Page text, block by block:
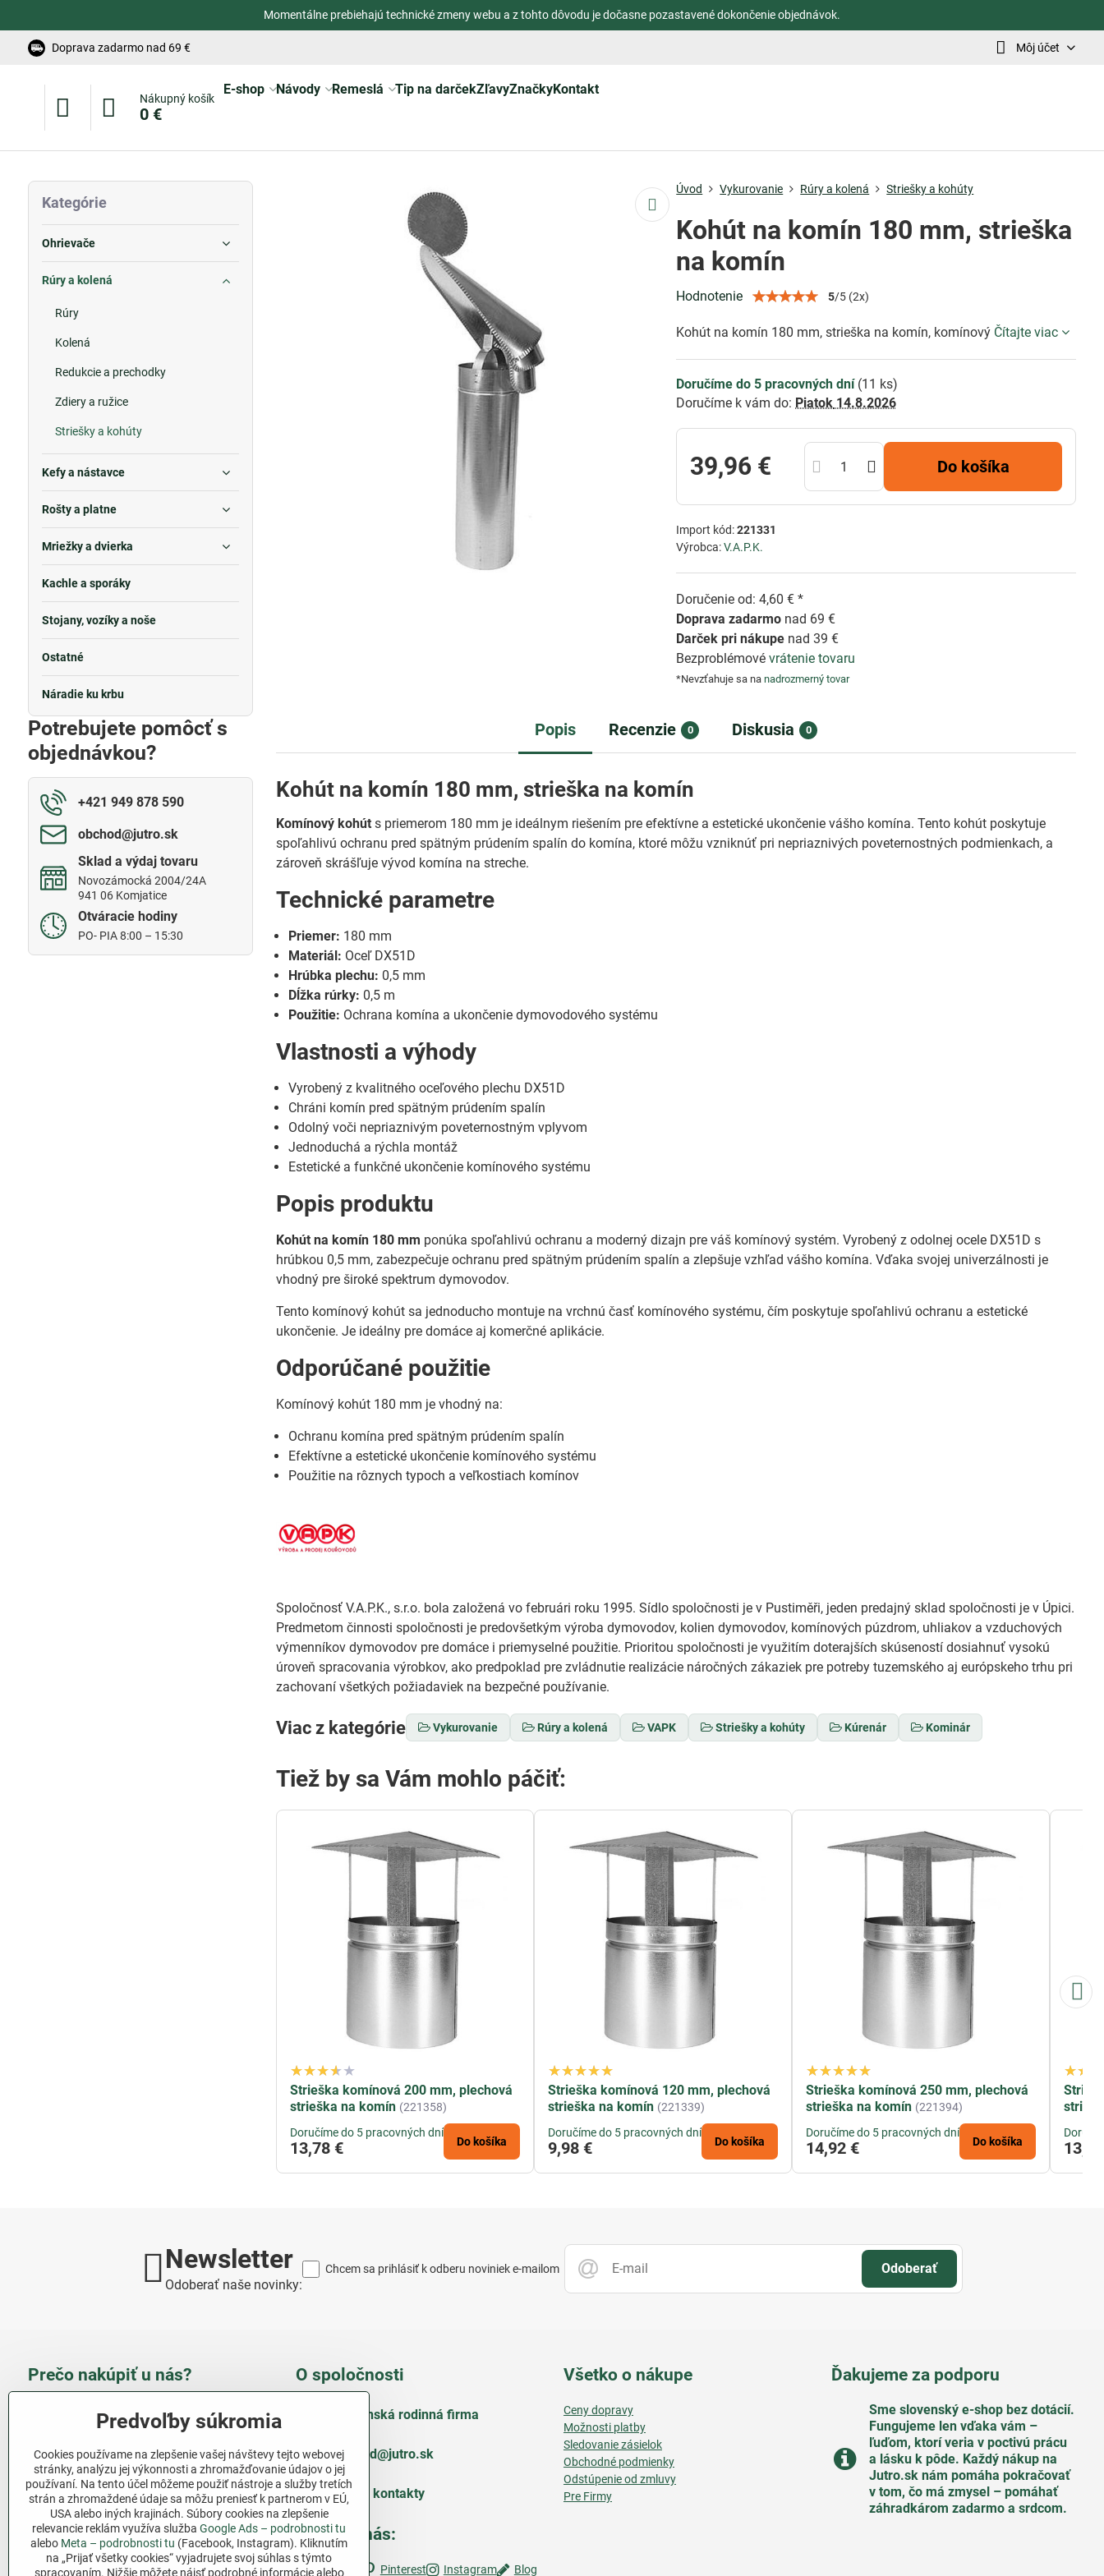
Momentálne prebiehajú technické zmeny webu a z tohto dôvodu je dočasne pozastavené dokončenie objednávok.
Doprava zadarmo nad 69 € Môj účet
Nákupný košík
0 €
E-shop Návody Remeslá Tip na darčekZľavyZnačkyKontakt
Úvod Vykurovanie Rúry a kolená Striešky a kohúty
Kohút na komín 180 mm, strieška
na komín
Hodnotenie 5/5 (2x)
Kohút na komín 180 mm, strieška na komín, komínový Čítajte viac
Doručíme do 5 pracovných dní (11 ks)
Doručíme k vám do: Piatok 14.8.2026
39,96 € Do košíka
Import kód:221331
Výrobca:V.A.P.K.
Doručenie od: 4,60 € *
Doprava zadarmo nad 69 €
Darček pri nákupe nad 39 €
Bezproblémovévrátenie tovaru
*Nevzťahuje sa nanadrozmerný tovar
Popis Recenzie 0 Diskusia 0
Kohút na komín 180 mm, strieška na komín
Komínový kohút s priemerom 180 mm je ideálnym riešením pre efektívne a estetické ukončenie vášho komína. Tento kohút poskytuje
spoľahlivú ochranu pred spätným prúdením spalín do komína, ktoré môžu vzniknúť pri nepriaznivých poveternostných podmienkach, a
zároveň skrášľuje vývod komína na streche.
Technické parametre
Priemer: 180 mm
Materiál: Oceľ DX51D
Hrúbka plechu: 0,5 mm
Dĺžka rúrky: 0,5 m
Použitie: Ochrana komína a ukončenie dymovodového systému
Vlastnosti a výhody
Vyrobený z kvalitného oceľového plechu DX51D
Chráni komín pred spätným prúdením spalín
Odolný voči nepriaznivým poveternostným vplyvom
Jednoduchá a rýchla montáž
Estetické a funkčné ukončenie komínového systému
Popis produktu
Kohút na komín 180 mm ponúka spoľahlivú ochranu a moderný dizajn pre váš komínový systém. Vyrobený z odolnej ocele DX51D s
hrúbkou 0,5 mm, zabezpečuje ochranu pred spätným prúdením spalín a zlepšuje vzhľad vášho komína. Vďaka svojej univerzálnosti je
vhodný pre široké spektrum dymovodov.
Tento komínový kohút sa jednoducho montuje na vrchnú časť komínového systému, čím poskytuje spoľahlivú ochranu a estetické
ukončenie. Je ideálny pre domáce aj komerčné aplikácie.
Odporúčané použitie
Komínový kohút 180 mm je vhodný na:
Ochranu komína pred spätným prúdením spalín
Efektívne a estetické ukončenie komínového systému
Použitie na rôznych typoch a veľkostiach komínov
Spoločnosť V.A.P.K., s.r.o. bola založená vo februári roku 1995. Sídlo spoločnosti je v Pustiměři, jeden predajný sklad spoločnosti je v Úpici.
Predmetom činnosti spoločnosti je predovšetkým výroba dymovodov, kolien dymovodov, komínových púzdrom, uhliakov a vzduchových
výmenníkov dymovodov pre domáce i priemyselné použitie. Prioritou spoločnosti je využitím doterajších skúseností dosiahnuť vysokú
úroveň spracovania výrobkov, ako predpoklad pre zvládnutie realizácie náročných zákaziek pre potreby tuzemského aj európskeho trhu pri
zachovaní všetkých požiadaviek na bezpečné používanie.
Viac z kategórie Vykurovanie Rúry a kolená VAPK Striešky a kohúty Kúrenár Kominár
Tiež by sa Vám mohlo páčiť:
Strieška komínová 200 mm, plechová
strieška na komín (221358)
Doručíme do 5 pracovných dní
13,78 € Do košíka
Strieška komínová 120 mm, plechová
strieška na komín (221339)
Doručíme do 5 pracovných dní
9,98 € Do košíka
Strieška komínová 250 mm, plechová
strieška na komín (221394)
Doručíme do 5 pracovných dní
14,92 € Do košíka
Kategórie
Ohrievače
Rúry a kolená
Rúry
Kolená
Redukcie a prechodky
Zdiery a ružice
Striešky a kohúty
Kefy a nástavce
Rošty a platne
Mriežky a dvierka
Kachle a sporáky
Stojany, vozíky a noše
Ostatné
Náradie ku krbu
Potrebujete pomôcť s
objednávkou?
+421 949 878 590
obchod​@jutro​.sk
Sklad a výdaj tovaru
Novozámocká 2004/24A
941 06 Komjatice
Otváracie hodiny
PO- PIA 8:00 – 15:30
Newsletter
Odoberať naše novinky:
Odoberať
Chcem sa prihlásiť k odberu noviniek e-mailom
Prečo nakúpiť u nás?
Takmer 100 % spokojných
zákazníkov
Nízka cena produktov - ušetríte
Rýchla komunikácia - mail
Pri nákupe nad 69 € doprava
zadarmo
O spoločnosti
Slovenská rodinná firma
obchod​@jutro​.sk
Ďalšie kontakty
Sledujte nás:
Facebook Pinterest Instagram Blog
Všetko o nákupe
Ceny dopravy
Možnosti platby
Sledovanie zásielok
Obchodné podmienky
Odstúpenie od zmluvy
Pre Firmy
Ďakujeme za podporu
Sme slovenský e-shop bez dotácií​.
Fungujeme len vďaka vám –
ľuďom, ktorí veria v poctivú prácu
a lásku k pôde​. Každý nákup na
Jutro​.sk nám pomáha pokračovať
v tom, čo má zmysel – pomáhať
záhradkárom zadarmo a srdcom​.
Predvoľby súkromia
Cookies používame na zlepšenie vašej návštevy tejto webovej
stránky, analýzu jej výkonnosti a zhromažďovanie údajov o jej
používaní. Na tento účel môžeme použiť nástroje a služby tretích
strán a zhromaždené údaje sa môžu preniesť k partnerom v EÚ,
USA alebo iných krajinách. Súbory cookies na zlepšenie
relevancie reklám využíva služba Google Ads – podrobnosti tu
alebo Meta – podrobnosti tu (Facebook, Instagram). Kliknutím
na „Prijať všetky cookies“ vyjadrujete svoj súhlas s týmto
spracovaním. Nižšie môžete nájsť podrobné informácie alebo